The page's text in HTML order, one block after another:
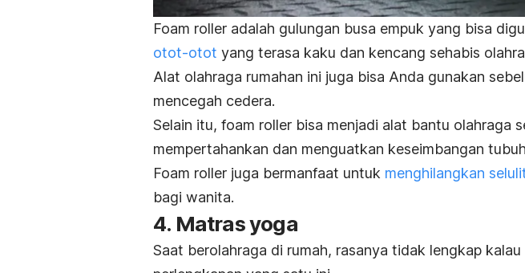
Foam roller adalah gulungan busa empuk yang bisa
otot-otot yang terasa kaku dan kencang sehabis
Alat olahraga rumahan ini juga bisa Anda gunakan
mencegah cedera.
Selain itu, foam roller bisa menjadi alat bantu olahraga
mempertahankan dan menguatkan keseimbangan
Foam roller juga bermanfaat untuk menghilangkan
bagi wanita.
4. Matras yoga
Saat berolahraga di rumah, rasanya tidak lengkap